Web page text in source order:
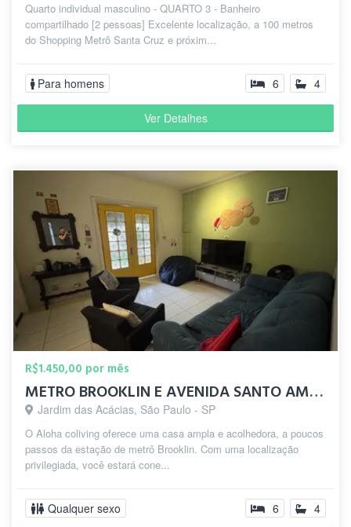
Quarto individual masculino - QUARTO 3 - Banheiro
compartilhado [2 pessoas] Excelente localização, a 100 metros
do Shopping Metrô Santa Cruz e próxim...
Para homens 6 4
Ver Detalhes
R$1.450,00 por mês
METRO BROOKLIN E AVENIDA SANTO AMARO - ALOHA COLIVING
Jardim das Acácias, São Paulo - SP
O Aloha coliving oferece uma casa ampla e acolhedora, a poucos
passos da estação de metrô Brooklin. Com uma localização
privilegiada, você estará cone...
Qualquer sexo 6 4